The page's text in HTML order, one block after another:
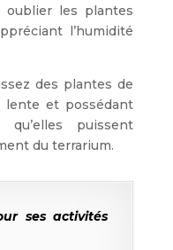
oublier les plantes
l’humidité
des plantes de
lente et possédant
puissent
du terrarium.
ses activités